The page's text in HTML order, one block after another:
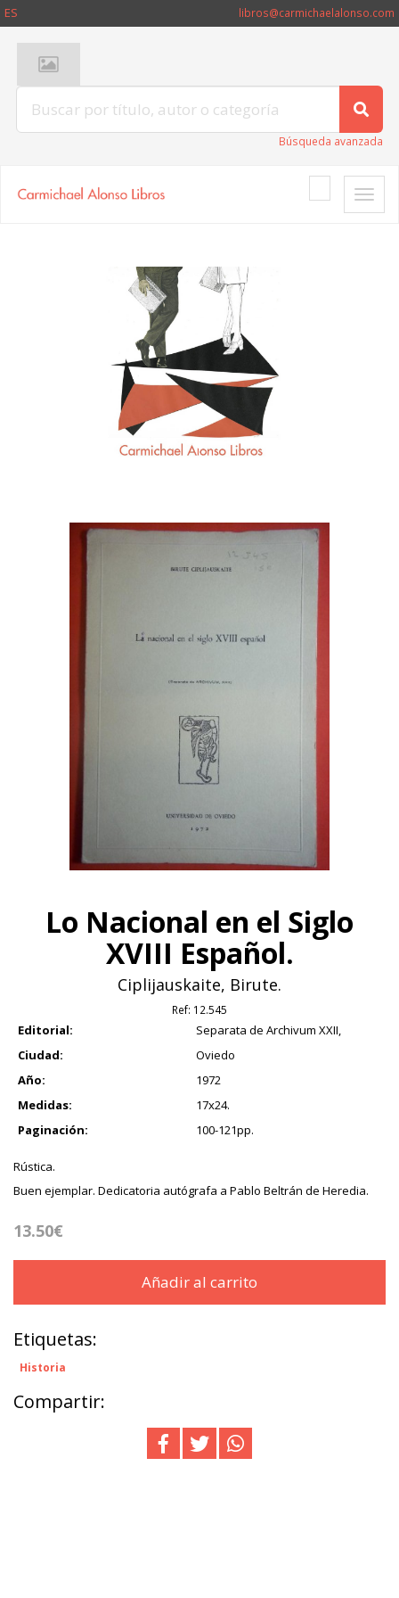
ES libros@carmichaelalonso.com
Búsqueda avanzada
Toggle
Lo Nacional en el Siglo
XVIII Español.
Ciplijauskaite, Birute.
Ref: 12.545
Editorial:
Separata de Archivum XXII,
Ciudad:
Oviedo
Año:
1972
Medidas:
17x24.
Paginación:
100-121pp.
Rústica.
Buen ejemplar. Dedicatoria autógrafa a Pablo Beltrán de Heredia.
13.50€
Añadir al carrito
Etiquetas:
Historia
Compartir: